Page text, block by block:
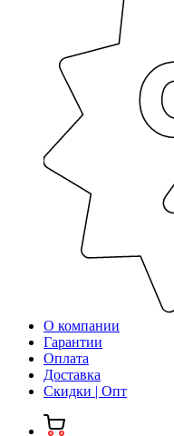
О компании
Гарантии
Оплата
Доставка
Скидки | Опт